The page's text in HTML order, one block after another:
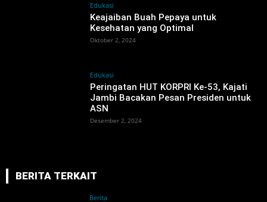
Edukasi
Keajaiban Buah Pepaya untuk
Kesehatan yang Optimal
Oktober 2, 2024
Edukasi
Peringatan HUT KORPRI Ke-53, Kajati
Jambi Bacakan Pesan Presiden untuk
ASN
Desember 2, 2024
BERITA TERKAIT
Berita